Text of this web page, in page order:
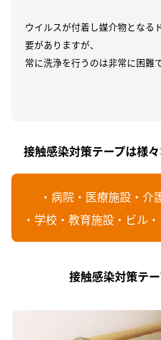
ウイルスが付着し媒介物となる
要がありますが、
常に洗浄を行うのは非常に困難で
接触感染対策テープは様
・病院・医療施設・
・学校・教育施設・ビル
接触感染対策テ